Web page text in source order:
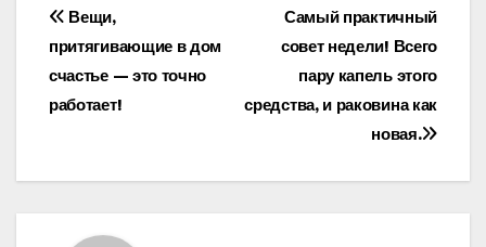
Навигация
по
записям
Самый практичный
совет недели! Всего
пару капель этого
средства, и раковина как
новая.
Вещи,
притягивающие в дом
счастье — это точно
работает!